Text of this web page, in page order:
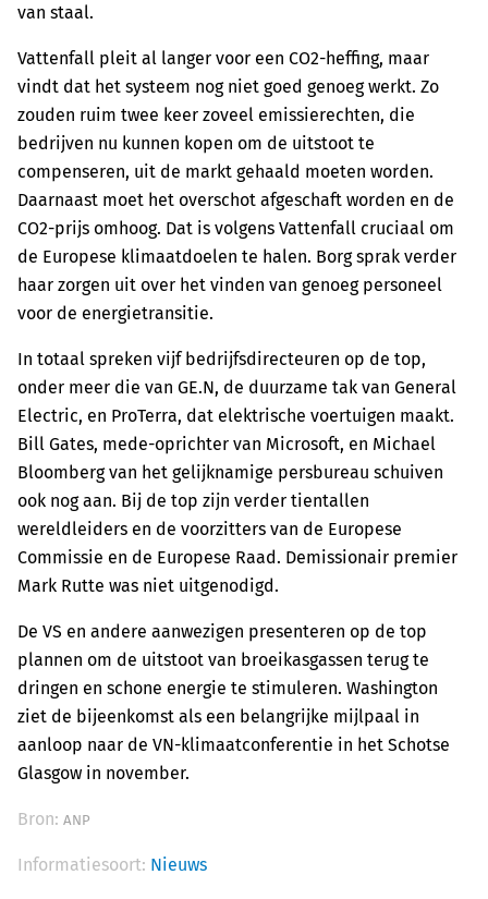
van staal.
Vattenfall pleit al langer voor een CO2-heffing, maar
vindt dat het systeem nog niet goed genoeg werkt. Zo
zouden ruim twee keer zoveel emissierechten, die
bedrijven nu kunnen kopen om de uitstoot te
compenseren, uit de markt gehaald moeten worden.
Daarnaast moet het overschot afgeschaft worden en de
CO2-prijs omhoog. Dat is volgens Vattenfall cruciaal om
de Europese klimaatdoelen te halen. Borg sprak verder
haar zorgen uit over het vinden van genoeg personeel
voor de energietransitie.
In totaal spreken vijf bedrijfsdirecteuren op de top,
onder meer die van GE.N, de duurzame tak van General
Electric, en ProTerra, dat elektrische voertuigen maakt.
Bill Gates, mede-oprichter van Microsoft, en Michael
Bloomberg van het gelijknamige persbureau schuiven
ook nog aan. Bij de top zijn verder tientallen
wereldleiders en de voorzitters van de Europese
Commissie en de Europese Raad. Demissionair premier
Mark Rutte was niet uitgenodigd.
De VS en andere aanwezigen presenteren op de top
plannen om de uitstoot van broeikasgassen terug te
dringen en schone energie te stimuleren. Washington
ziet de bijeenkomst als een belangrijke mijlpaal in
aanloop naar de VN-klimaatconferentie in het Schotse
Glasgow in november.
Bron: ANP
Informatiesoort: Nieuws